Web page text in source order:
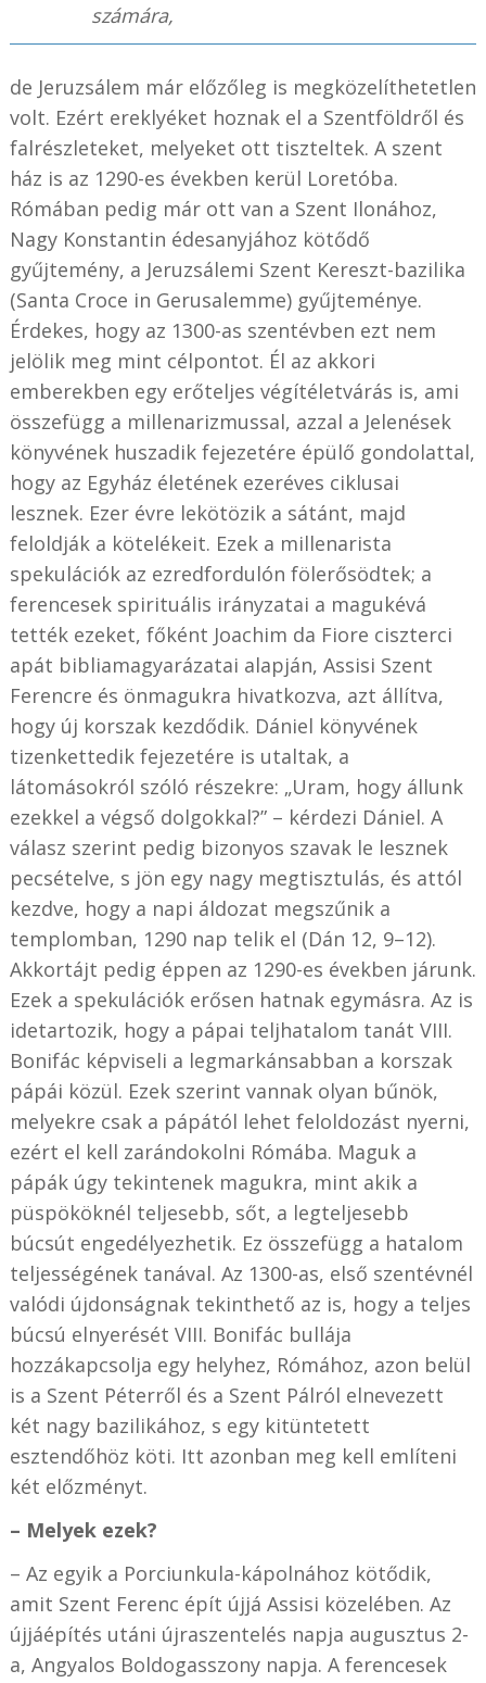
számára,
de Jeruzsálem már előzőleg is megközelíthetetlen
volt. Ezért ereklyéket hoznak el a Szentföldről és
falrészleteket, melyeket ott tiszteltek. A szent
ház is az 1290-es években kerül Loretóba.
Rómában pedig már ott van a Szent Ilonához,
Nagy Konstantin édesanyjához kötődő
gyűjtemény, a Jeruzsálemi Szent Kereszt-bazilika
(Santa Croce in Gerusalemme) gyűjteménye.
Érdekes, hogy az 1300-as szentévben ezt nem
jelölik meg mint célpontot. Él az akkori
emberekben egy erőteljes végítéletvárás is, ami
összefügg a millenarizmussal, azzal a Jelenések
könyvének huszadik fejezetére épülő gondolattal,
hogy az Egyház életének ezeréves ciklusai
lesznek. Ezer évre lekötözik a sátánt, majd
feloldják a kötelékeit. Ezek a millenarista
spekulációk az ezredfordulón fölerősödtek; a
ferencesek spirituális irányzatai a magukévá
tették ezeket, főként Joachim da Fiore ciszterci
apát bibliamagyarázatai alapján, Assisi Szent
Ferencre és önmagukra hivatkozva, azt állítva,
hogy új korszak kezdődik. Dániel könyvének
tizenkettedik fejezetére is utaltak, a
látomásokról szóló részekre: „Uram, hogy állunk
ezekkel a végső dolgokkal?” – kérdezi Dániel. A
válasz szerint pedig bizonyos szavak le lesznek
pecsételve, s jön egy nagy megtisztulás, és attól
kezdve, hogy a napi áldozat megszűnik a
templomban, 1290 nap telik el (Dán 12, 9–12).
Akkortájt pedig éppen az 1290-es években járunk.
Ezek a spekulációk erősen hatnak egymásra. Az is
idetartozik, hogy a pápai teljhatalom tanát VIII.
Bonifác képviseli a legmarkánsabban a korszak
pápái közül. Ezek szerint vannak olyan bűnök,
melyekre csak a pápától lehet feloldozást nyerni,
ezért el kell zarándokolni Rómába. Maguk a
pápák úgy tekintenek magukra, mint akik a
püspököknél teljesebb, sőt, a legteljesebb
búcsút engedélyezhetik. Ez összefügg a hatalom
teljességének tanával. Az 1300-as, első szentévnél
valódi újdonságnak tekinthető az is, hogy a teljes
búcsú elnyerését VIII. Bonifác bullája
hozzákapcsolja egy helyhez, Rómához, azon belül
is a Szent Péterről és a Szent Pálról elnevezett
két nagy bazilikához, s egy kitüntetett
esztendőhöz köti. Itt azonban meg kell említeni
két előzményt.
– Melyek ezek?
– Az egyik a Porciunkula-kápolnához kötődik,
amit Szent Ferenc épít újjá Assisi közelében. Az
újjáépítés utáni újraszentelés napja augusztus 2-
a, Angyalos Boldogasszony napja. A ferencesek